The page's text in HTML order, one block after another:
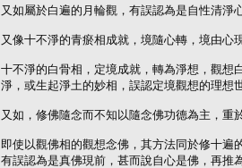
又如屬於白遍的月輪觀，有誤認為是自性清淨心
又像十不淨的青瘀相成就，境隨心轉，境由心
十不淨的白骨相，定境成就，轉為淨想，觀想
淨，或生起淨土的妙相，誤認定境觀想的理想
又如，修佛隨念而不知以隨念佛功德為主，重
即使以觀佛相的觀想念佛，其方法同於修十遍
有誤認為是真佛現前，甚而說自心是佛，再推